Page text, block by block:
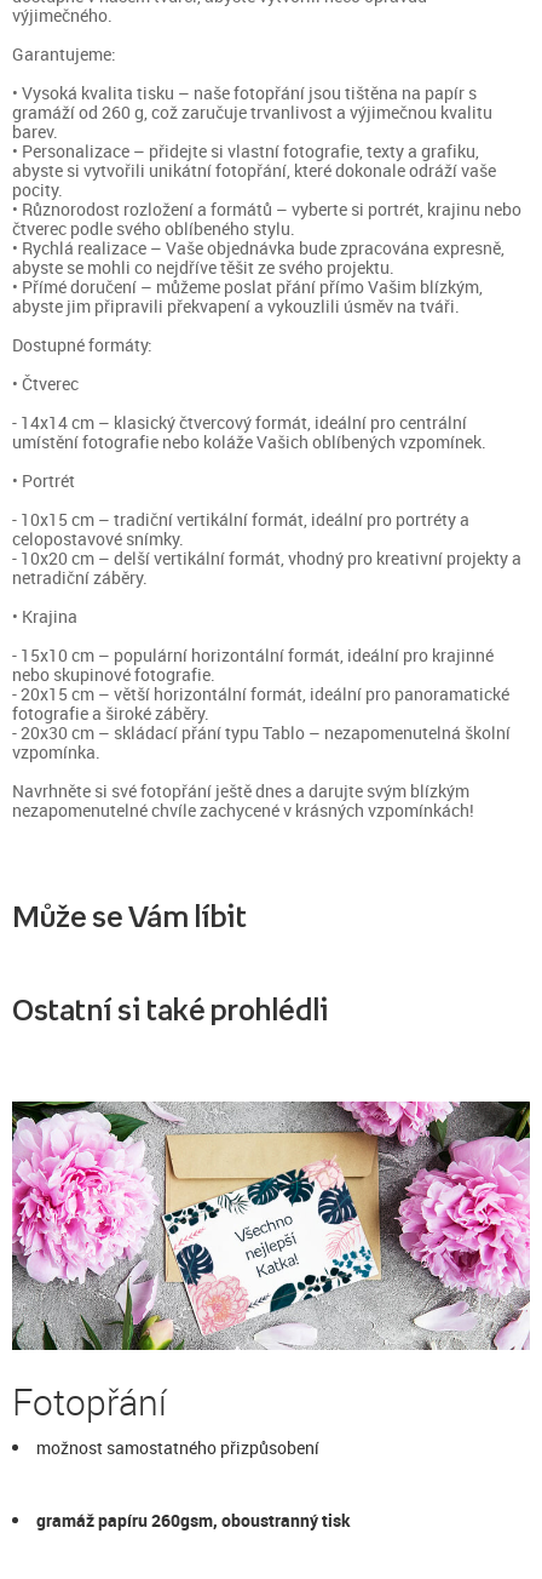
výjimečného.
Garantujeme:
• Vysoká kvalita tisku – naše fotopřání jsou tištěna na papír s
gramáží od 260 g, což zaručuje trvanlivost a výjimečnou kvalitu
barev.
• Personalizace – přidejte si vlastní fotografie, texty a grafiku,
abyste si vytvořili unikátní fotopřání, které dokonale odráží vaše
pocity.
• Různorodost rozložení a formátů – vyberte si portrét, krajinu nebo
čtverec podle svého oblíbeného stylu.
• Rychlá realizace – Vaše objednávka bude zpracována expresně,
abyste se mohli co nejdříve těšit ze svého projektu.
• Přímé doručení – můžeme poslat přání přímo Vašim blízkým,
abyste jim připravili překvapení a vykouzlili úsměv na tváři.
Dostupné formáty:
• Čtverec
- 14x14 cm – klasický čtvercový formát, ideální pro centrální
umístění fotografie nebo koláže Vašich oblíbených vzpomínek.
• Portrét
- 10x15 cm – tradiční vertikální formát, ideální pro portréty a
celopostavové snímky.
- 10x20 cm – delší vertikální formát, vhodný pro kreativní projekty a
netradiční záběry.
• Krajina
- 15x10 cm – populární horizontální formát, ideální pro krajinné
nebo skupinové fotografie.
- 20x15 cm – větší horizontální formát, ideální pro panoramatické
fotografie a široké záběry.
- 20x30 cm – skládací přání typu Tablo – nezapomenutelná školní
vzpomínka.
Navrhněte si své fotopřání ještě dnes a darujte svým blízkým
nezapomenutelné chvíle zachycené v krásných vzpomínkách!
Může se Vám líbit
Ostatní si také prohlédli
Fotopřání
možnost samostatného přizpůsobení
gramáž papíru 260gsm, oboustranný tisk